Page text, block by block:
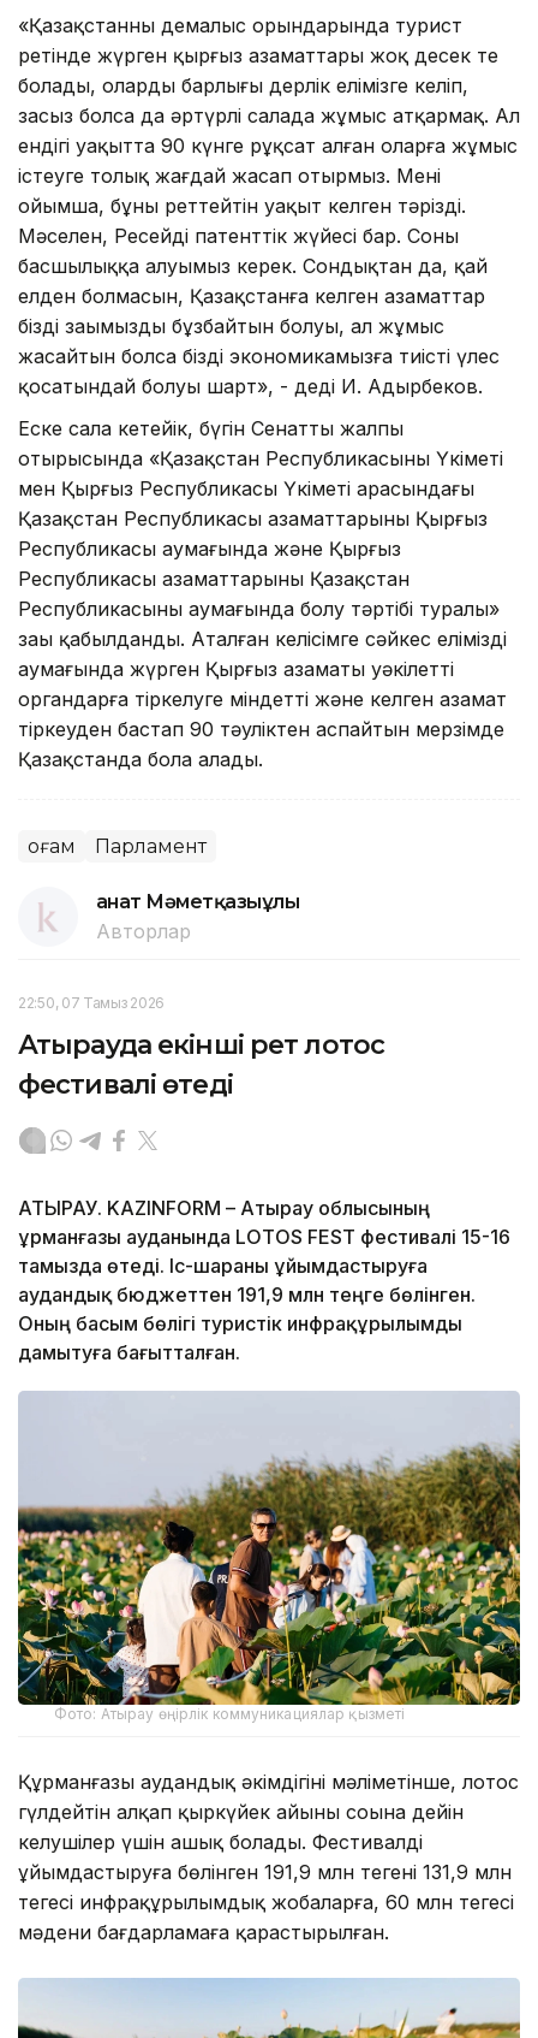
«Қазақстанның демалыс орындарында турист
ретінде жүрген қырғыз азаматтары жоқ десек те
болады, олардың барлығы дерлік елімізге келіп,
заңсыз болса да әртүрлі салада жұмыс атқармақ. Ал
ендігі уақытта 90 күнге рұқсат алған оларға жұмыс
істеуге толық жағдай жасап отырмыз. Менің
ойымша, бұны реттейтін уақыт келген тәрізді.
Мәселен, Ресейдің патенттік жүйесі бар. Соны
басшылыққа алуымыз керек. Сондықтан да, қай
елден болмасын, Қазақстанға келген азаматтар
біздің заңымызды бұзбайтын болуы, ал жұмыс
жасайтын болса біздің экономикамызға тиісті үлес
қосатындай болуы шарт», - деді И. Адырбеков.
Еске сала кетейік, бүгін Сенаттың жалпы
отырысында «Қазақстан Республикасының Үкіметі
мен Қырғыз Республикасы Үкіметі арасындағы
Қазақстан Республикасы азаматтарының Қырғыз
Республикасы аумағында және Қырғыз
Республикасы азаматтарының Қазақстан
Республикасының аумағында болу тәртібі туралы»
заңы қабылданды. Аталған келісімге сәйкес еліміздің
аумағында жүрген Қырғыз азаматы уәкілетті
органдарға тіркелуге міндетті және келген азамат
тіркеуден бастап 90 тәуліктен аспайтын мерзімде
Қазақстанда бола алады.
Қоғам Парламент
Қанат Мәметқазыұлы
Авторлар
22:50, 07 Тамыз 2026
Атырауда екінші рет лотос
фестивалі өтеді
АТЫРАУ. KAZINFORM – Атырау облысының
Құрманғазы ауданында LOTOS FEST фестивалі 15-16
тамызда өтеді. Іс-шараны ұйымдастыруға
аудандық бюджеттен 191,9 млн теңге бөлінген.
Оның басым бөлігі туристік инфрақұрылымды
дамытуға бағытталған.
Фото: Атырау өңірлік коммуникациялар қызметі
Құрманғазы аудандық әкімдігінің мәліметінше, лотос
гүлдейтін алқап қыркүйек айының соңына дейін
келушілер үшін ашық болады. Фестивалді
ұйымдастыруға бөлінген 191,9 млн теңгенің 131,9 млн
теңгесі инфрақұрылымдық жобаларға, 60 млн теңгесі
мәдени бағдарламаға қарастырылған.